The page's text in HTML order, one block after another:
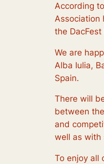
According
Association
the
We are
Alba Iulia,
Spain.
There will
between
and
well as with
To enjoy all